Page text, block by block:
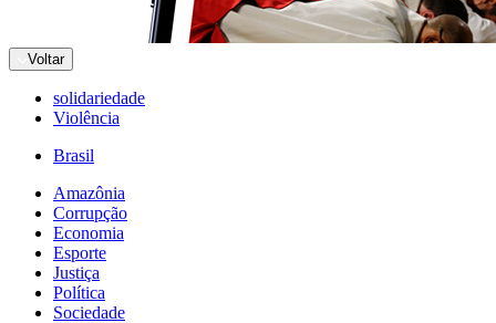
Voltar
solidariedade
Violência
Brasil
Amazônia
Corrupção
Economia
Esporte
Justiça
Política
Sociedade